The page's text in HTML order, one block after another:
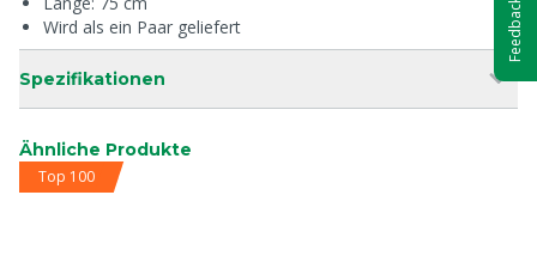
Wird als ein Paar geliefert
Spezifikationen
Ähnliche Produkte
Top 100
Feedback